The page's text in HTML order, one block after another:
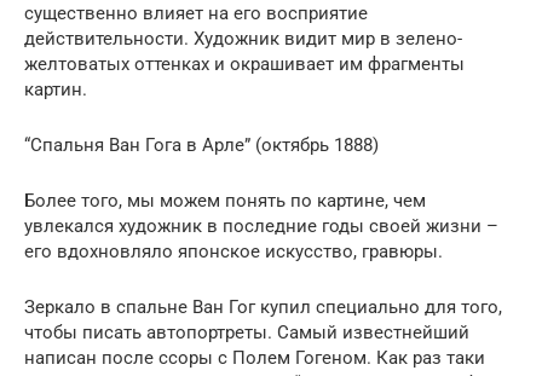
существенно влияет на его восприятие
действительности. Художник видит мир в зелено-
желтоватых оттенках и окрашивает им фрагменты
картин.
“Спальня Ван Гога в Арле” (октябрь 1888)
Более того, мы можем понять по картине, чем
увлекался художник в последние годы своей жизни –
его вдохновляло японское искусство, гравюры.
Зеркало в спальне Ван Гог купил специально для того,
чтобы писать автопортреты. Самый известнейший
написан после ссоры с Полем Гогеном. Как раз таки